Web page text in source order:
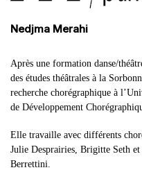
Nedjma Merahi
Après une formation danse/
des études théâtrales à la
recherche chorégraphique à
de Développement
Elle travaille avec différents
Julie Desprairies, Brigitte Seth
Berrettini.